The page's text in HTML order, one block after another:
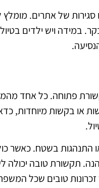
סגירות של אתרים.
במידה ויש ילדים
פתוחה. כל אחד
או בקשות מיוחדות,
התנהגות בשטח. כאשר
תקשורת טובה
טובים שכל